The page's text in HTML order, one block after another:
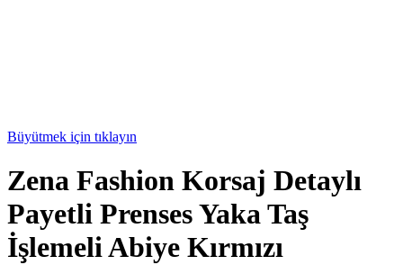
Büyütmek için tıklayın
Zena Fashion Korsaj Detaylı
Payetli Prenses Yaka Taş
İşlemeli Abiye Kırmızı